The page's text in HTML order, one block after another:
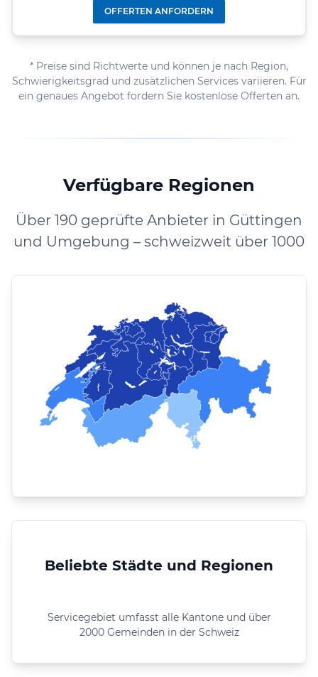
OFFERTEN ANFORDERN
* Preise sind Richtwerte und können je nach Region,
Schwierigkeitsgrad und zusätzlichen Services variieren. Für
ein genaues Angebot fordern Sie kostenlose Offerten an.
Verfügbare Regionen
Über 190 geprüfte Anbieter in Güttingen
und Umgebung – schweizweit über 1000
Beliebte Städte und Regionen
Servicegebiet umfasst alle Kantone und über
2000 Gemeinden in der Schweiz